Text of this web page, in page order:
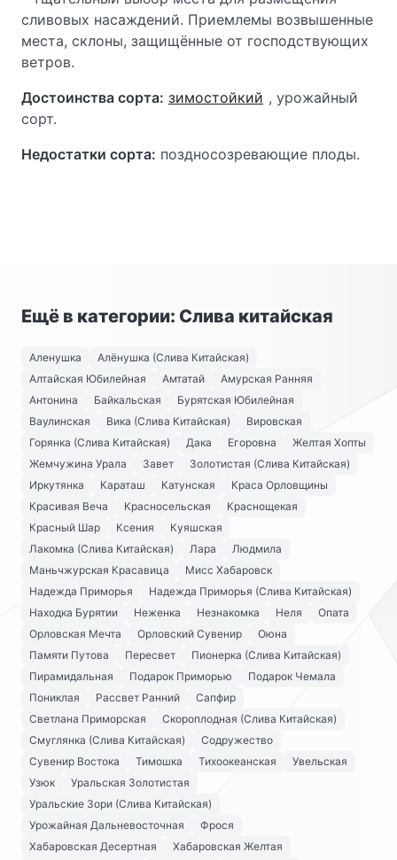
сливовых насаждений. Приемлемы возвышенные
места, склоны, защищённые от господствующих
ветров.
Достоинства сорта: зимостойкий , урожайный
сорт.
Недостатки сорта: поздносозревающие плоды.
Ещё в категории: Слива китайская
Аленушка
Алёнушка (Слива Китайская)
Алтайская Юбилейная
Амтатай
Амурская Ранняя
Антонина
Байкальская
Бурятская Юбилейная
Ваулинская
Вика (Слива Китайская)
Вировская
Горянка (Слива Китайская)
Дака Егоровна
Желтая Хопты
Жемчужина Урала
Завет
Золотистая (Слива Китайская)
Иркутянка
Караташ Катунская
Краса Орловщины
Красивая Веча
Красносельская
Краснощекая
Красный Шар
Ксения
Куяшская
Лакомка (Слива Китайская)
Лара
Людмила
Маньчжурская Красавица
Мисс Хабаровск
Надежда Приморья
Надежда Приморья (Слива Китайская)
Находка Бурятии
Неженка Незнакомка Неля
Опата
Орловская Мечта
Орловский Сувенир
Оюна
Памяти Путова
Пересвет
Пионерка (Слива Китайская)
Пирамидальная
Подарок Приморью
Подарок Чемала
Пониклая
Рассвет Ранний
Сапфир
Светлана Приморская
Скороплодная (Слива Китайская)
Смуглянка (Слива Китайская)
Содружество
Сувенир Востока
Тимошка Тихоокеанская
Увельская
Узюк
Уральская Золотистая
Уральские Зори (Слива Китайская)
Урожайная Дальневосточная
Фрося
Хабаровская Десертная
Хабаровская Желтая